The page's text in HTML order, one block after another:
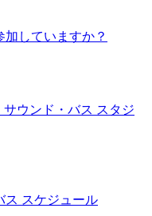
していますか？
ウンド・バス スタジ
ス スケジュール